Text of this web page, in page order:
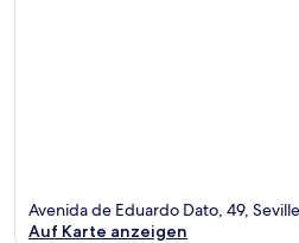
Avenida de Eduardo Dato, 49,
Auf Karte anzeigen